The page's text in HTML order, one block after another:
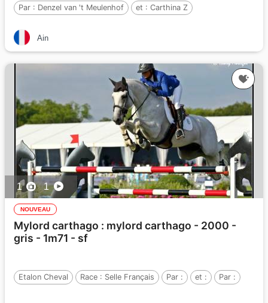
Par : Denzel van 't Meulenhof et : Carthina Z
Ain
1 1
NOUVEAU
Mylord carthago : mylord carthago - 2000 -
gris - 1m71 - sf
Etalon Cheval Race : Selle Français Par : et : Par :